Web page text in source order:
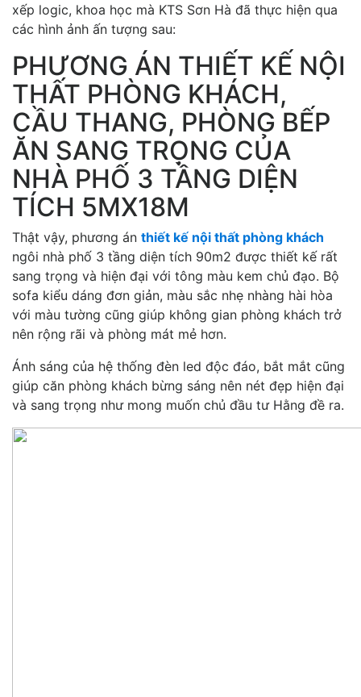
xếp logic, khoa học mà KTS Sơn Hà đã thực hiện qua
các hình ảnh ấn tượng sau:
PHƯƠNG ÁN THIẾT KẾ NỘI
THẤT PHÒNG KHÁCH,
CẦU THANG, PHÒNG BẾP
ĂN SANG TRỌNG CỦA
NHÀ PHỐ 3 TẦNG DIỆN
TÍCH 5MX18M
Thật vậy, phương án thiết kế nội thất phòng khách
ngôi nhà phố 3 tầng diện tích 90m2 được thiết kế rất
sang trọng và hiện đại với tông màu kem chủ đạo. Bộ
sofa kiểu dáng đơn giản, màu sắc nhẹ nhàng hài hòa
với màu tường cũng giúp không gian phòng khách trở
nên rộng rãi và phòng mát mẻ hơn.
Ánh sáng của hệ thống đèn led độc đáo, bắt mắt cũng
giúp căn phòng khách bừng sáng nên nét đẹp hiện đại
và sang trọng như mong muốn chủ đầu tư Hằng đề ra.